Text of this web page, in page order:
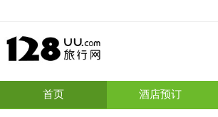
首页 酒店预订